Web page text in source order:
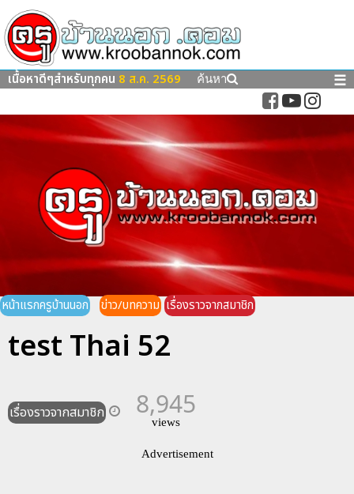
เนื้อหาดีๆสำหรับทุกคน 8 ส.ค. 2569 ค้นหา ☰
หน้าแรกครูบ้านนอก ข่าว/บทความ เรื่องราวจากสมาชิก
test Thai 52
เรื่องราวจากสมาชิก 8,945
views
Advertisement